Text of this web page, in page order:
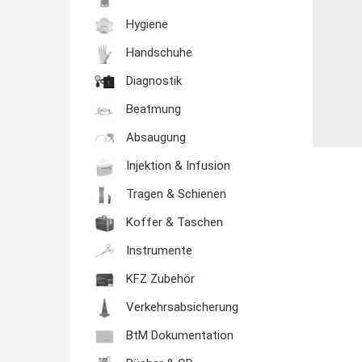
Hygiene
Handschuhe
Diagnostik
Beatmung
Absaugung
Injektion & Infusion
Tragen & Schienen
Koffer & Taschen
Instrumente
KFZ Zubehör
Verkehrsabsicherung
BtM Dokumentation